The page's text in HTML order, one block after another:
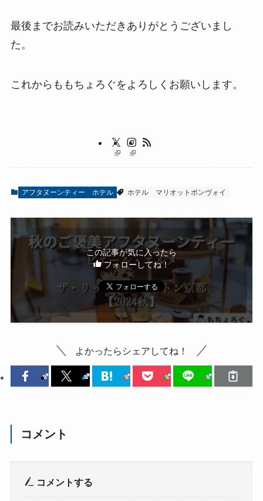
最後までお読みいただきありがとうございまし
た。
これからももちょろぐをよろしくお願いします。
アフタヌーンティー ホテル ホテル マリオットボンヴォイ
この記事が気に入ったら
フォローしてね！
よかったらシェアしてね！
コメント
コメントする